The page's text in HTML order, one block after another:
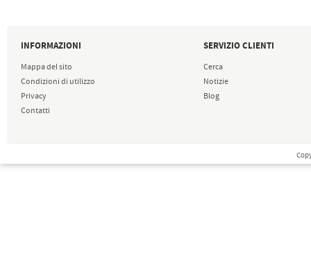
INFORMAZIONI
Mappa del sito
Condizioni di utilizzo
Privacy
Contatti
SERVIZIO CLIENTI
Cerca
Notizie
Blog